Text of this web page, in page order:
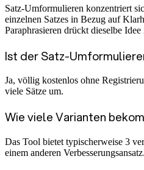
Satz-Umformulieren konzentriert
einzelnen Satzes in Bezug auf
Paraphrasieren drückt dieselbe
Ist der Satz-
Ja, völlig kostenlos ohne
viele Sätze um.
Wie viele Varianten
Das Tool bietet typischerweise 3
einem anderen Verbesserungsansatz.